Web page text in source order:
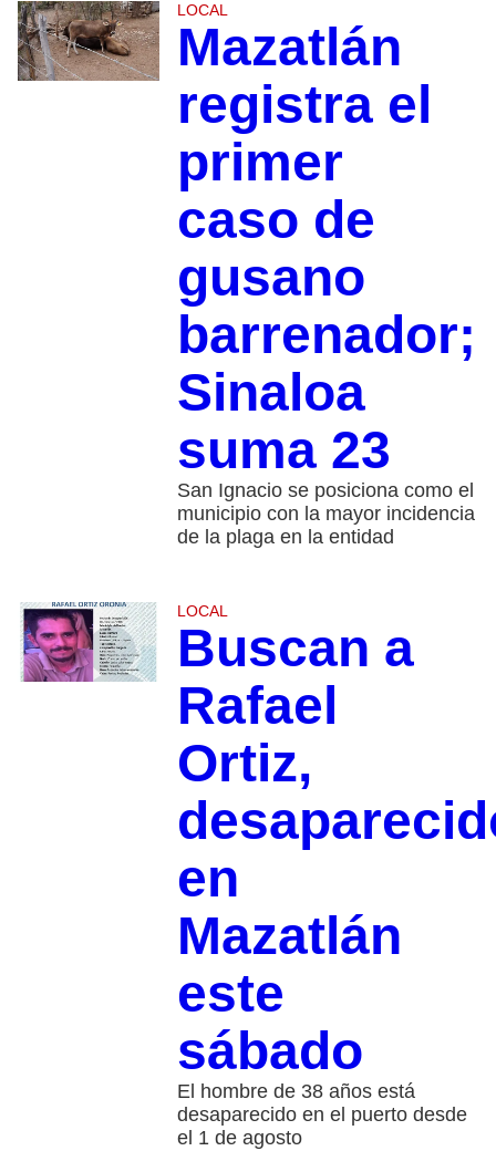
LOCAL
Mazatlán
registra el
primer
caso de
gusano
barrenador;
Sinaloa
suma 23
San Ignacio se posiciona como el
municipio con la mayor incidencia
de la plaga en la entidad
LOCAL
Buscan a
Rafael
Ortiz,
en
Mazatlán
este
sábado
El hombre de 38 años está
desaparecido en el puerto desde
el 1 de agosto